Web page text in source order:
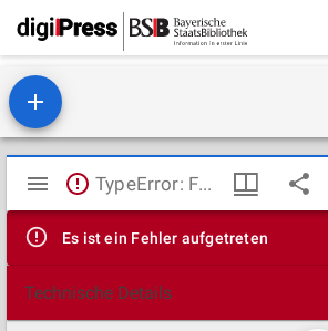
Mirador
Viewer
TypeError: Failed to fetch
Es ist ein Fehler aufgetreten
Technische Details